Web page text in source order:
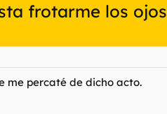
frotarme los ojos
me percaté de dicho acto.